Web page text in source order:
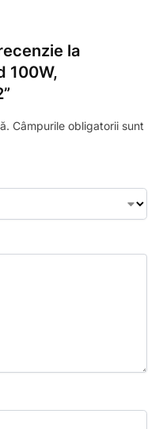
la
100W,
Câmpurile obligatorii sunt